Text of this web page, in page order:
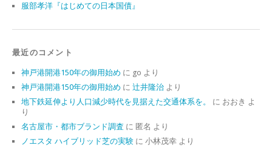
服部孝洋『はじめての日本国債』
最近のコメント
神戸港開港150年の御用始め に go より
神戸港開港150年の御用始め に 辻井隆治 より
地下鉄延伸より人口減少時代を見据えた交通体系を。
に おおき よ
り
名古屋市・都市ブランド調査 に 匿名 より
ノエスタ ハイブリッド芝の実験 に 小林茂幸 より